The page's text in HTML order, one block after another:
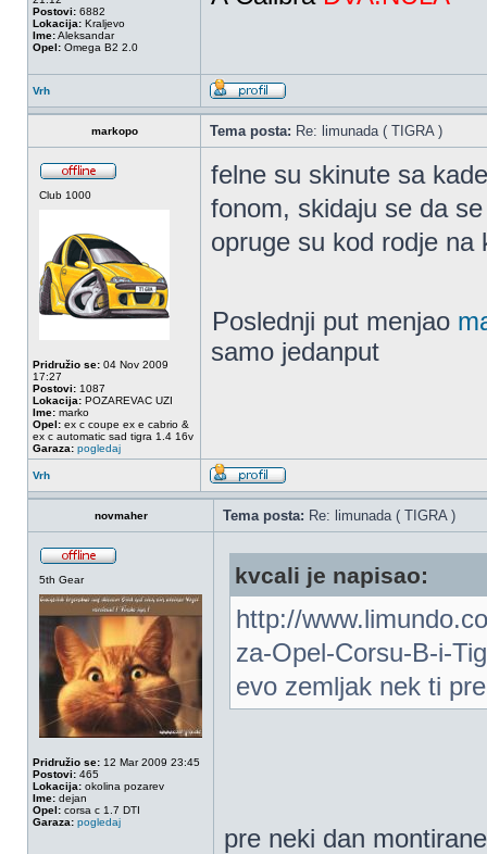
Postovi: 6882
Lokacija: Kraljevo
Ime:Aleksandar
Opel: Omega B2 2.0
Vrh
markopo Tema posta: Re: limunada ( TIGRA )
Club 1000
Pridružio se: 04 Nov 2009
17:27
Postovi: 1087
Lokacija: POZAREVAC UZI
Ime: marko
Opel: ex c coupe ex e cabrio &
ex c automatic sad tigra 1.4 16v
Garaza: pogledaj
felne su skinute sa
fonom, skidaju se da
opruge su kod rodje
Poslednji put menjao
samo jedanput
Vrh
novmaher Tema posta: Re: limunada ( TIGRA )
5th Gear
Pridružio se: 12 Mar 2009 23:45
Postovi: 465
Lokacija: okolina pozarev
Ime: dejan
Opel: corsa c 1.7 DTI
Garaza: pogledaj
kvcali je napisao:
http://
za-Opel-Corsu-B-i-
evo zemljak nek ti
pre neki dan